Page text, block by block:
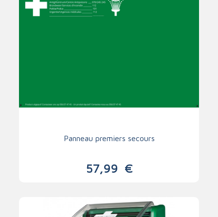
Panneau premiers secours
57,99 €